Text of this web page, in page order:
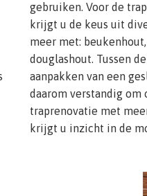
gebruiken. Voor de
krijgt u de keus uit
meer met:
douglashout. Tussen
aanpakken van een
daarom verstandig om
traprenovatie met
krijgt u inzicht in de